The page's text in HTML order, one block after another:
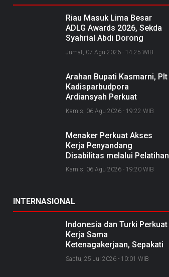
Riau Masuk Lima Besar
ADLG Awards 2026, Sekda
Syahrial Abdi Dorong
Pemerintahan Berbasis Data
Jumat, 07 Agu 2026 - 14:25 WIB
Arahan Bupati Kasmarni, Plt
Kadisparbudpora
Ardiansyah Perkuat
Kolaborasi Nasional
Sukseskan Ekraforia 2026
sebagai Kabupaten Kreatif
Kamis, 06 Agu 2026 - 19:22 WIB
Menaker Perkuat Akses
Kerja Penyandang
Disabilitas melalui Pelatihan
dan Kemitraan Industri
Kamis, 06 Agu 2026 - 19:20 WIB
INTERNASIONAL
Indonesia dan Turki Perkuat
Kerja Sama
Ketenagakerjaan, Sepakati
Joint Action Plan 2026–
2027
Sabtu, 25 Jul 2026 - 10:01 WIB